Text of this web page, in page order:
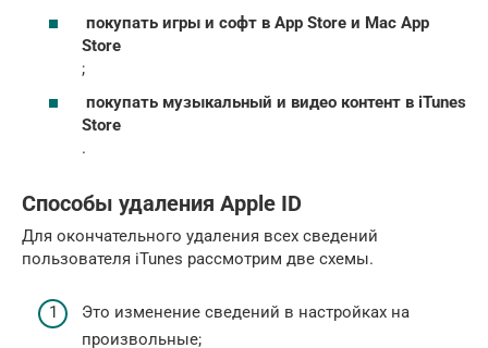
покупать игры и софт в App Store и Mac App
Store
;
покупать музыкальный и видео контент в iTunes
Store
.
Способы удаления Apple ID
Для окончательного удаления всех сведений
пользователя iTunes рассмотрим две схемы.
Это изменение сведений в настройках на
произвольные;